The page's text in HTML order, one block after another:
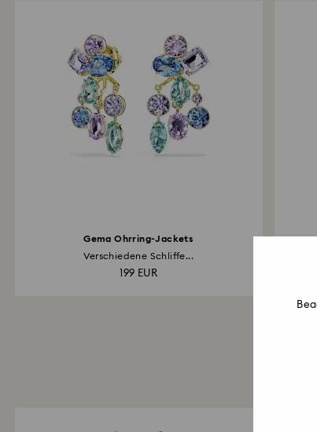
Gema Ohrring-Jackets
Verschiedene Schliffe...
199 EUR